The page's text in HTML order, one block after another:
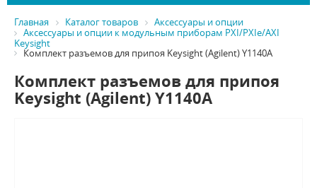
Главная Каталог товаров
Аксессуары и опции
Аксессуары и опции к модульным приборам PXI/PXIe/AXI
Keysight
Комплект разъемов для припоя Keysight (Agilent) Y1140A
Комплект разъемов для припоя
Keysight (Agilent) Y1140A